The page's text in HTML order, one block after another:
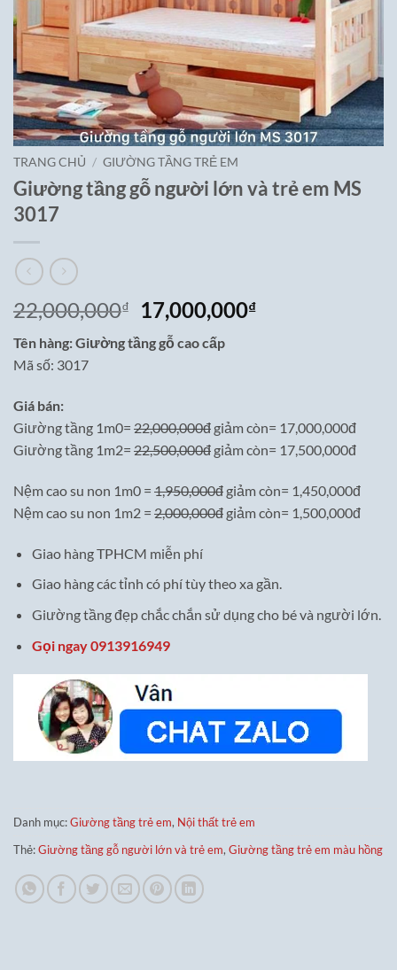
TRANG CHỦ / GIƯỜNG TẦNG TRẺ EM
Giường tầng gỗ người lớn và trẻ em MS
3017
22,000,000₫
Giá
gốc
là:
17,000,000₫Giá
Tên hàng: Giường tầng gỗ cao cấp
Mã số: 3017
Giá bán:
Giường tầng 1m0= 22,000,000đ giảm còn= 17,000,000đ
Giường tầng 1m2= 22,500,000đ giảm còn= 17,500,000đ
Nệm cao su non 1m0 = 1,950,000đ giảm còn= 1,450,000đ
Nệm cao su non 1m2 = 2,000,000đ giảm còn= 1,500,000đ
Giao hàng TPHCM miễn phí
Giao hàng các tỉnh có phí tùy theo xa gần.
Giường tầng đẹp chắc chắn sử dụng cho bé và người lớn.
Gọi ngay 0913916949
Danh mục:Giường tầng trẻ em, Nội thất trẻ em
Thẻ:Giường tầng gỗ người lớn và trẻ em, Giường tầng trẻ em màu hồng